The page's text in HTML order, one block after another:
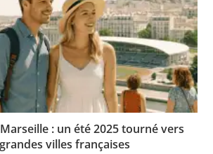
: un été 2025 tourné vers
villes françaises